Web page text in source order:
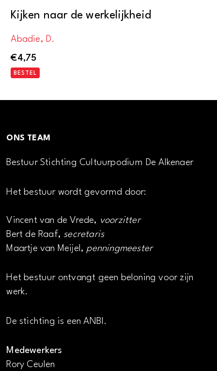
Kijken naar de werkelijkheid
Abadie, D.
€4,75
BESTEL
ONS TEAM
Bestuur Stichting Cultuurpodium De Alkenaer
Het bestuur wordt gevormd door:
Vincent van de Vrede, voorzitter
Bert de Raaf, secretaris
Maartje van Meijel, penningmeester
Het bestuur ontvangt geen beloning voor zijn
werk.
De stichting is een ANBI.
Medewerkers
Rory Ceulen